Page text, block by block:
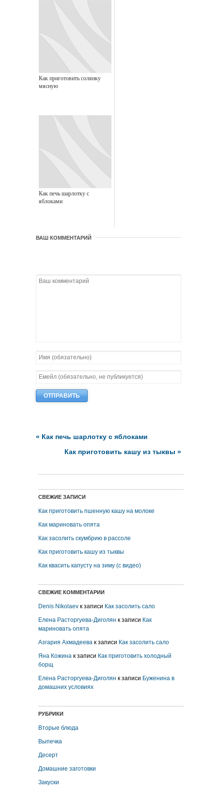
Как приготовить солянку
мясную
Как печь шарлотку с
яблоками
ВАШ КОММЕНТАРИЙ
« Как печь шарлотку с яблоками
Как приготовить кашу из тыквы »
СВЕЖИЕ ЗАПИСИ
Как приготовить пшенную кашу на молоке
Как мариновать опята
Как засолить скумбрию в рассоле
Как приготовить кашу из тыквы
Как квасить капусту на зиму (с видео)
СВЕЖИЕ КОММЕНТАРИИ
Denis Nikolaev к записи Как засолить сало
Елена Расторгуева-Диголян к записи Как
мариновать опята
Азгария Ахмадеева к записи Как засолить сало
Яна Кожина к записи Как приготовить холодный
борщ
Елена Расторгуева-Диголян к записи Буженина в
домашних условиях
РУБРИКИ
Вторые блюда
Выпечка
Десерт
Домашние заготовки
Закуски